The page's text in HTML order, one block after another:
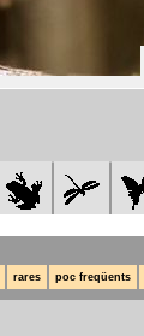
rares poc freqüents